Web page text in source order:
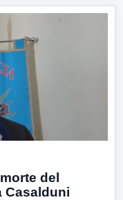
del
Casalduni